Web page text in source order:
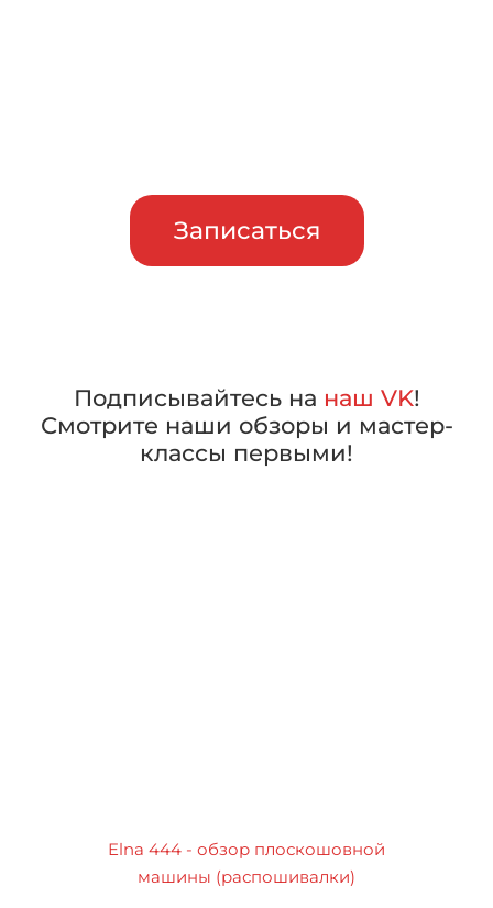
Записаться
Подписывайтесь на наш VK!
Смотрите наши обзоры и мастер-
классы первыми!
Elna 444 - обзор плоскошовной
машины (распошивалки)